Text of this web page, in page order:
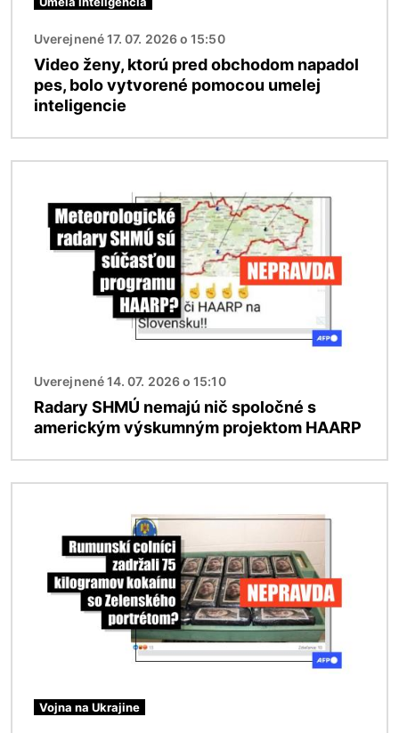
Uverejnené 17. 07. 2026 o 15:50
Video ženy, ktorú pred obchodom napadol
pes, bolo vytvorené pomocou umelej
inteligencie
Uverejnené 14. 07. 2026 o 15:10
Radary SHMÚ nemajú nič spoločné s
americkým výskumným projektom HAARP
Vojna na Ukrajine